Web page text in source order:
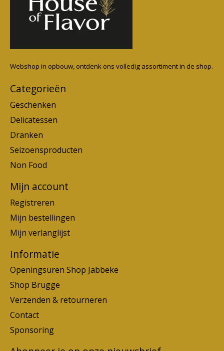
Webshop in opbouw, ontdenk ons volledig assortiment in de shop.
Categorieën
Geschenken
Delicatessen
Dranken
Seizoensproducten
Non Food
Mijn account
Registreren
Mijn bestellingen
Mijn verlanglijst
Informatie
Openingsuren Shop Jabbeke
Shop Brugge
Verzenden & retourneren
Contact
Sponsoring